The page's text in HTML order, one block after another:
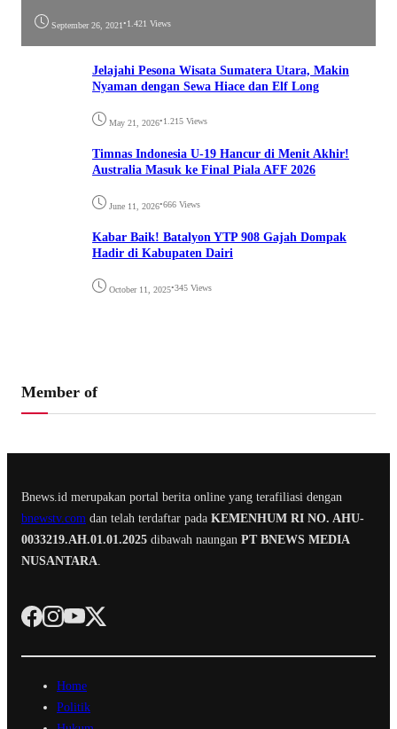
September 26, 2021•1.421 Views
Jelajahi Pesona Wisata Sumatera Utara, Makin
Nyaman dengan Sewa Hiace dan Elf Long
May 21, 2026•1.215 Views
Timnas Indonesia U-19 Hancur di Menit Akhir!
Australia Masuk ke Final Piala AFF 2026
June 11, 2026•666 Views
Kabar Baik! Batalyon YTP 908 Gajah Dompak
Hadir di Kabupaten Dairi
October 11, 2025•345 Views
Member of
Bnews.id merupakan portal berita online yang terafiliasi dengan
bnewstv.com dan telah terdaftar pada KEMENHUM RI NO. AHU-
0033219.AH.01.01.2025 dibawah naungan PT BNEWS MEDIA
NUSANTARA.
Home
Politik